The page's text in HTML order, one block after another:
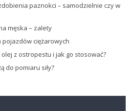
paznokci – samodzielnie czy w
męska – zalety
pojazdów ciężarowych
olej z ostropestu i jak go stosować?
do pomiaru siły?